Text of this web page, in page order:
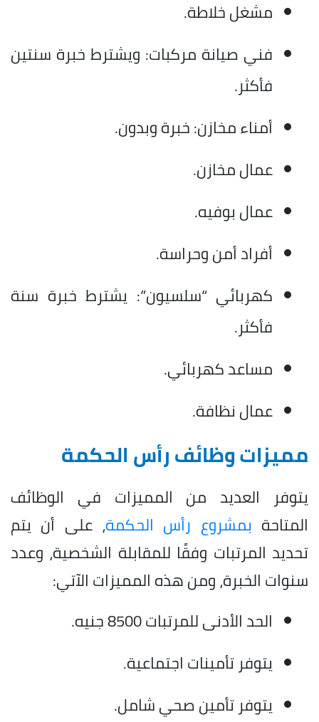
مشغل خلاطة.
فني صيانة مركبات: ويشترط خبرة سنتين
فأكثر.
أمناء مخازن: خبرة وبدون.
عمال مخازن.
عمال بوفيه.
أفراد أمن وحراسة.
كهربائي “سلسيون”: يشترط خبرة سنة
فأكثر.
مساعد كهربائي.
عمال نظافة.
مميزات وظائف رأس الحكمة
يتوفر العديد من المميزات في الوظائف
المتاحة بمشروع رأس الحكمة، على أن يتم
تحديد المرتبات وفقًا للمقابلة الشخصية، وعدد
سنوات الخبرة، ومن هذه المميزات الآتي:
الحد الأدنى للمرتبات 8500 جنيه.
يتوفر تأمينات اجتماعية.
يتوفر تأمين صحي شامل.